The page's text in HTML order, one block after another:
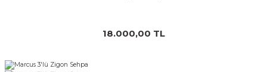
18.000,00 TL